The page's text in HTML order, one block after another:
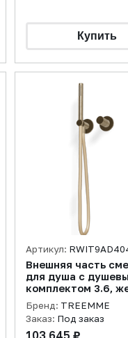
Артикул:
Внешняя часть
для душа с
комплектом 3.6,
золото PVD
Бренд: TREEMME
Заказ: Под заказ
103 645 ₽